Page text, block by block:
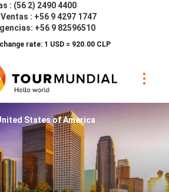
: (56 2) 2490 4400
: +56 9 4297 1747
+56 9 82596510
rate: 1 USD = 920.00 CLP
States of America